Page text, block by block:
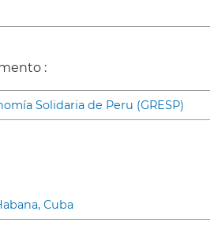
:
Solidaria de Peru (GRESP)
Cuba